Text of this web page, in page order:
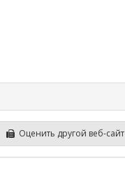
Оценить другой веб-сайт